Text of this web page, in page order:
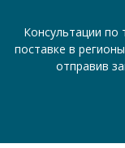
Консультации по
поставке в
отправив